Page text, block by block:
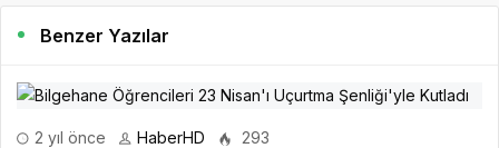
Benzer Yazılar
2 yıl önce HaberHD 293